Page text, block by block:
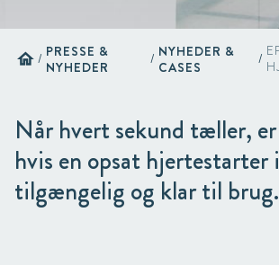
home / PRESSE &
NYHEDER
/ NYHEDER &
CASES
/
Når hvert sekund tæller,
hvis en opsat hjertestarter
tilgængelig og klar til brug.